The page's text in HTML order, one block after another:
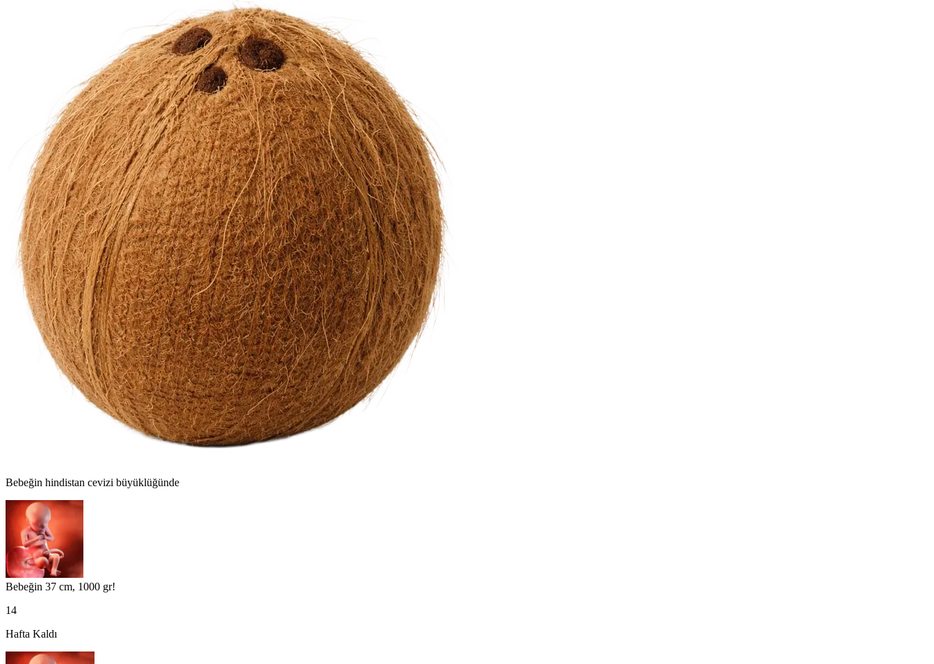
Bebeğin hindistan cevizi büyüklüğünde
Bebeğin 37 cm, 1000 gr!
14
Hafta Kaldı